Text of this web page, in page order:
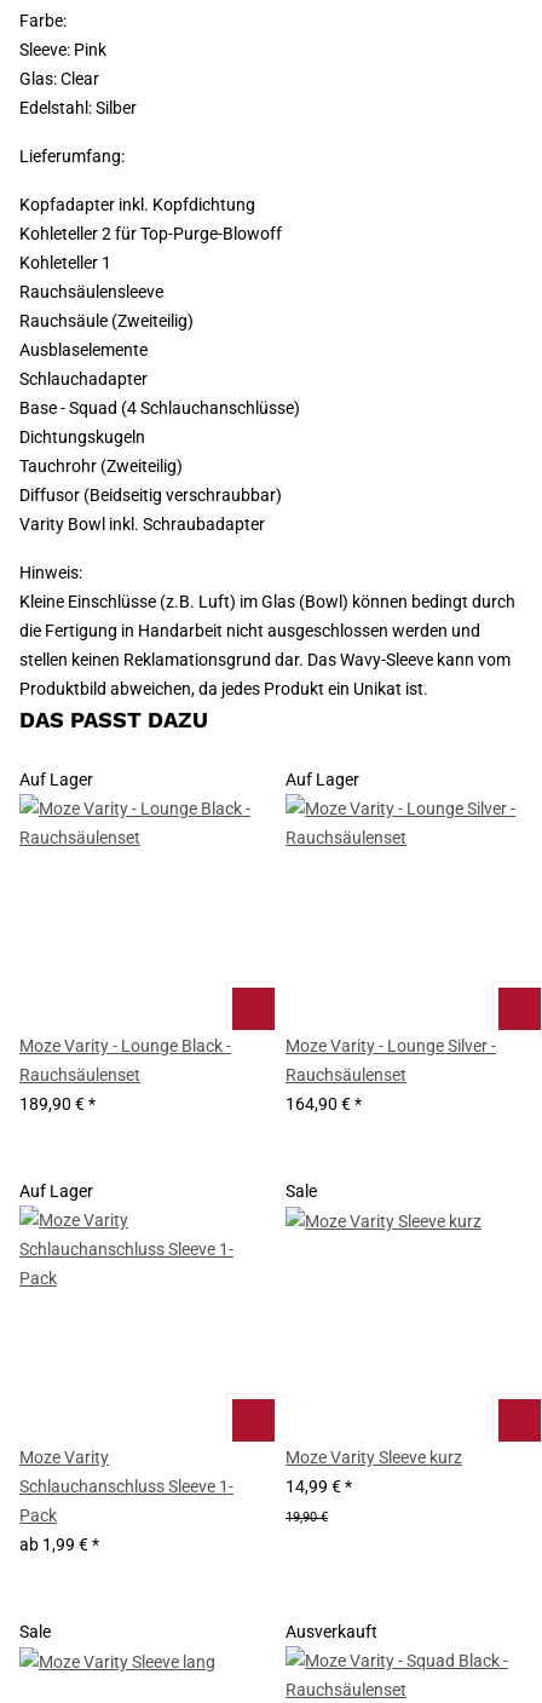
Farbe:
Sleeve: Pink
Glas: Clear
Edelstahl: Silber
Lieferumfang:
Kopfadapter inkl. Kopfdichtung
Kohleteller 2 für Top-Purge-Blowoff
Kohleteller 1
Rauchsäulensleeve
Rauchsäule (Zweiteilig)
Ausblaselemente
Schlauchadapter
Base - Squad (4 Schlauchanschlüsse)
Dichtungskugeln
Tauchrohr (Zweiteilig)
Diffusor (Beidseitig verschraubbar)
Varity Bowl inkl. Schraubadapter
Hinweis:
Kleine Einschlüsse (z.B. Luft) im Glas (Bowl) können bedingt durch
die Fertigung in Handarbeit nicht ausgeschlossen werden und
stellen keinen Reklamationsgrund dar. Das Wavy-Sleeve kann vom
Produktbild abweichen, da jedes Produkt ein Unikat ist.
DAS PASST DAZU
Auf Lager
Moze Varity - Lounge Black -
Rauchsäulenset
189,90 €*
Auf Lager
Moze Varity - Lounge Silver -
Rauchsäulenset
164,90 €*
Auf Lager
Moze Varity
Schlauchanschluss Sleeve 1-
Pack
ab 1,99 €*
Sale
Moze Varity Sleeve kurz
14,99 €*
19,90 €
Sale Ausverkauft